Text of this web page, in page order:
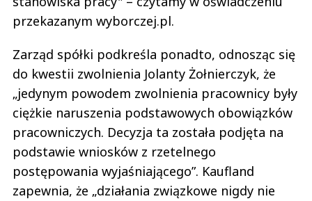
przekazanym wyborczej.pl.
Zarząd spółki podkreśla ponadto, odnosząc się
do kwestii zwolnienia Jolanty Żołnierczyk, że
„jedynym powodem zwolnienia pracownicy były
ciężkie naruszenia podstawowych obowiązków
pracowniczych. Decyzja ta została podjęta na
podstawie wniosków z rzetelnego
postępowania wyjaśniającego”. Kaufland
zapewnia, że „działania związkowe nigdy nie